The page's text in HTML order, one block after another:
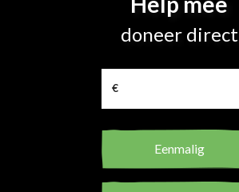
doneer direct
€
Eenmalig